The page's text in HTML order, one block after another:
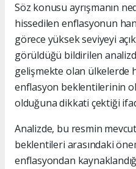
Söz konusu ayrışmanın
hissedilen enflasyonun
görece yüksek seviyeyi
görüldüğü bildirilen
gelişmekte olan ülkelerde
enflasyon beklentilerinin
olduğuna dikkati çektiği
Analizde, bu resmin
beklentileri arasındaki
enflasyondan